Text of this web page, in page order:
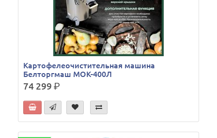
Картофелеочистительная машина
Белторгмаш МОК-400Л
74 299р.